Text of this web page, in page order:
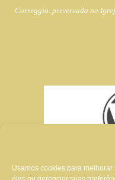
Usamos cookies para
Correggio. preservada na